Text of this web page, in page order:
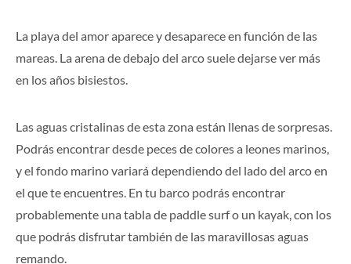
La playa del amor aparece y desaparece en función de las
mareas. La arena de debajo del arco suele dejarse ver más
en los años bisiestos.
Las aguas cristalinas de esta zona están llenas de sorpresas.
Podrás encontrar desde peces de colores a leones marinos,
y el fondo marino variará dependiendo del lado del arco en
el que te encuentres. En tu barco podrás encontrar
probablemente una tabla de paddle surf o un kayak, con los
que podrás disfrutar también de las maravillosas aguas
remando.